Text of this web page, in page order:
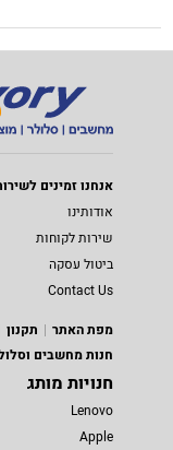
אנחנו זמינים
אודותינו
שירות לקוחות
ביטול עסקה
Contact Us
מפת האתר
תקנון
חנות מחשבים
חנויות מותג
Lenovo
Apple